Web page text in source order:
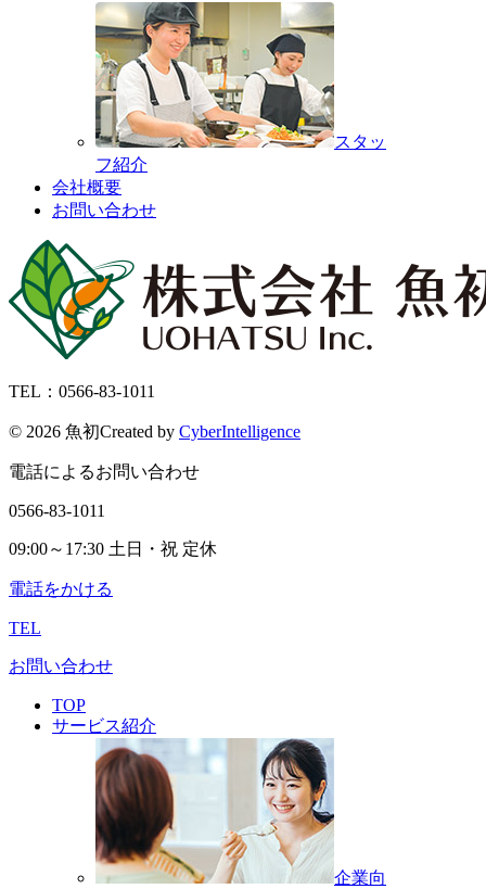
スタッ
フ紹介
会社概要
お問い合わせ
TEL：0566-83-1011
© 2026 魚初Created by CyberIntelligence
電話によるお問い合わせ
0566-83-1011
09:00～17:30 土日・祝 定休
電話をかける
TEL
お問い合わせ
TOP
サービス紹介
企業向